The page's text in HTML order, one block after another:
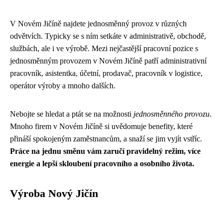
V Novém Jičíně najdete jednosměnný provoz v různých
odvětvích. Typicky se s ním setkáte v administrativě, obchodě,
službách, ale i ve výrobě. Mezi nejčastější pracovní pozice s
jednosměnným provozem v Novém Jičíně patří administrativní
pracovník, asistentka, účetní, prodavač, pracovník v logistice,
operátor výroby a mnoho dalších.
Nebojte se hledat a ptát se na možnosti jednosměnného provozu.
Mnoho firem v Novém Jičíně si uvědomuje benefity, které
přináší spokojeným zaměstnancům, a snaží se jim vyjít vstříc.
Práce na jednu směnu vám zaručí pravidelný režim, více
energie a lepší skloubení pracovního a osobního života.
Výroba Nový Jičín